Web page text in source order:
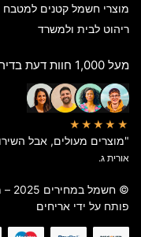
מוצרי חשמל קטנים למטבח
ריהוט לבית ולמשרד
מעל 1,000 חוות דעת בדירוג – 5 כוכבים
★★★★★
"מוצרים מעולים, אבל
אורית ג.
© חשמל במחירים 2025 – מוצרי חשמל מהיבואן לצרכן
פותח על ידי אריחים